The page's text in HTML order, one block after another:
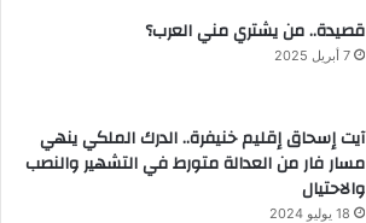
قصيدة.. من يشتري مني العرب؟
7 أبريل 2025
آيت إسحاق إقليم خنيفرة.. الدرك الملكي ينهي
مسار فار من العدالة متورط في التشهير والنصب
والاحتيال
18 يوليو 2024